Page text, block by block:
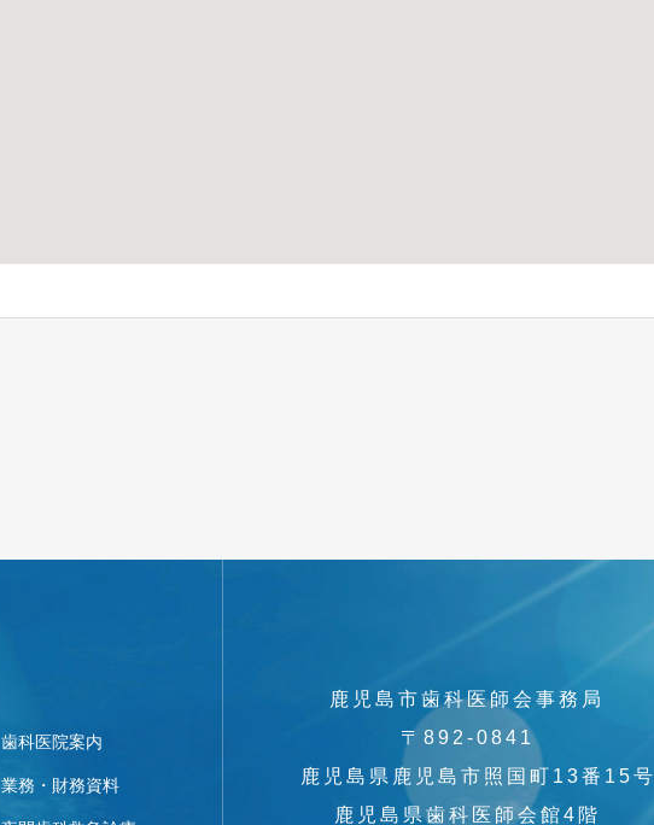
歯科医院案内
業務・財務資料
鹿児島市歯科医師会事務局
〒892-0841
鹿児島県鹿児島市照国町13番15号
鹿児島県歯科医師会館4階